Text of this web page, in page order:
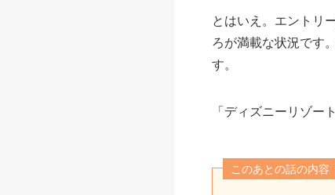
とはいえ。エントリ
ろが満載な状況です
す。
「ディズニーリゾ
このあとの話の内容